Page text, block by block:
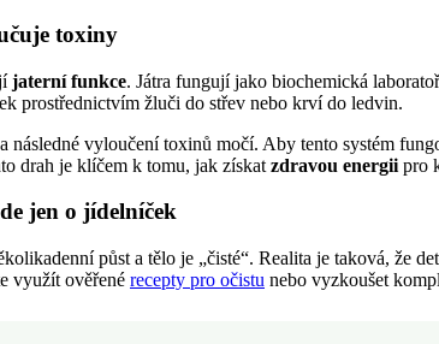
toxiny
jaterní funkce. Játra fungují jako biochemická
prostřednictvím žluči do střev nebo krví do ledvin.
vyloučení toxinů močí. Aby tento systém
drah je klíčem k tomu, jak získat zdravou energii pro
jen o jídelníček
půst a tělo je „čisté“. Realita je taková, že
využít ověřené recepty pro očistu nebo vyzkoušet